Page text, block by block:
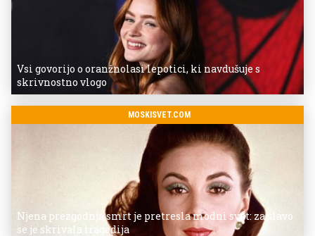
Vsi govorijo o oranžnolasi lepotici, ki navdušuje s
skrivnostno vlogo
MOSKISVET.COM
Njena prezgodnja smrt je pretresla modni svet: za slavo
se je skrivala tragedija